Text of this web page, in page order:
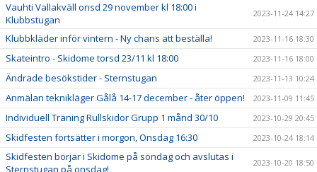
Vauhti Vallakväll onsd 29 november kl 18:00 i
Klubbstugan
2023-11-24 14:27
Klubbkläder inför vintern - Ny chans att beställa! 2023-11-16 18:30
Skateintro - Skidome torsd 23/11 kl 18:00 2023-11-16 18:00
Ändrade besökstider - Sternstugan 2023-11-13 10:24
Anmälan teknikläger Gålå 14-17 december - åter öppen! 2023-11-09 11:45
Individuell Träning Rullskidor Grupp 1 månd 30/10 2023-10-29 20:45
Skidfesten fortsätter i morgon, Onsdag 16:30 2023-10-24 18:14
Skidfesten börjar i Skidome på söndag och avslutas i
Sternstugan på onsdag!
2023-10-20 18:50